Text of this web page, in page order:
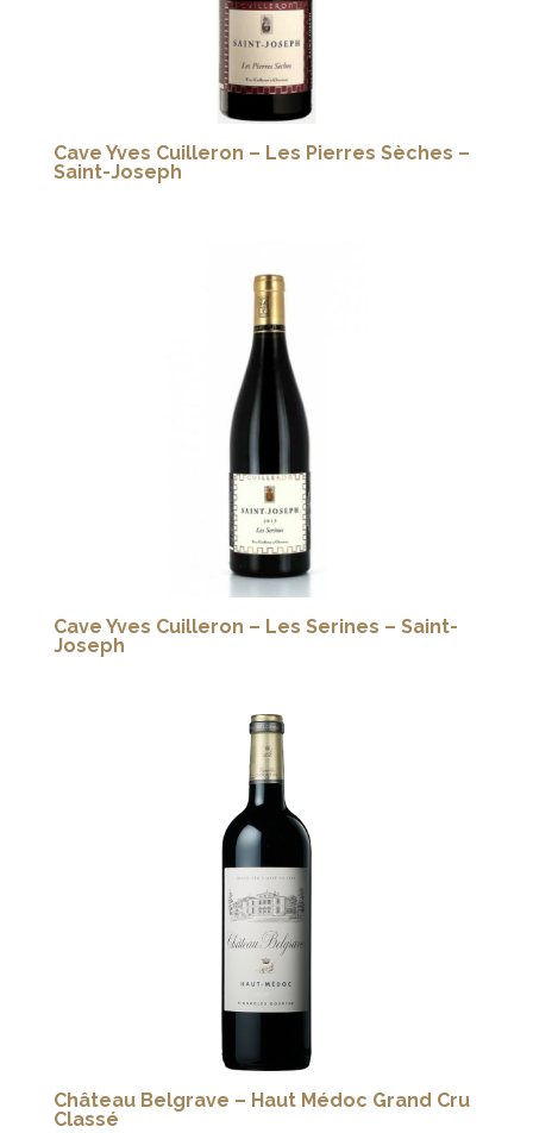
Cave Yves Cuilleron – Les Pierres Sèches –
Saint-Joseph
Cave Yves Cuilleron – Les Serines – Saint-
Joseph
Château Belgrave – Haut Médoc Grand Cru
Classé